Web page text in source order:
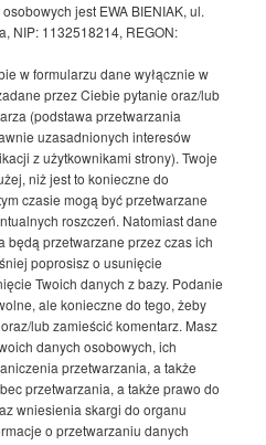
jest EWA BIENIAK, ul.
NIP: 1132518214, REGON:
w formularzu dane wyłącznie w
przez Ciebie pytanie oraz/lub
(podstawa przetwarzania
uzasadnionych interesów
z użytkownikami strony). Twoje
niż jest to konieczne do
czasie mogą być przetwarzane
roszczeń. Natomiast dane
będą przetwarzane przez czas ich
poprosisz o usunięcie
Twoich danych z bazy. Podanie
ale konieczne do tego, żeby
lub zamieścić komentarz. Masz
danych osobowych, ich
przetwarzania, a także
przetwarzania, a także prawo do
wniesienia skargi do organu
o przetwarzaniu danych